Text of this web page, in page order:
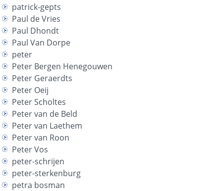
patrick-gepts
Paul de Vries
Paul Dhondt
Paul Van Dorpe
peter
Peter Bergen Henegouwen
Peter Geraerdts
Peter Oeij
Peter Scholtes
Peter van de Beld
Peter van Laethem
Peter van Roon
Peter Vos
peter-schrijen
peter-sterkenburg
petra bosman